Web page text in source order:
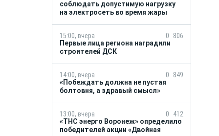
соблюдать допустимую нагрузку
на электросеть во время жары
15:00, вчера 0
806
Первые лица региона наградили
строителей ДСК
14:00, вчера 0
849
«Побеждать должна не пустая
болтовня, а здравый смысл»
13:00, вчера 0
412
«ТНС энерго Воронеж» определило
победителей акции «Двойная